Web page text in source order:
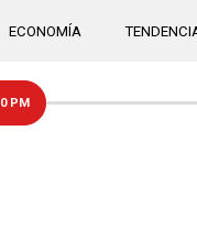
ECONOMÍA
PM